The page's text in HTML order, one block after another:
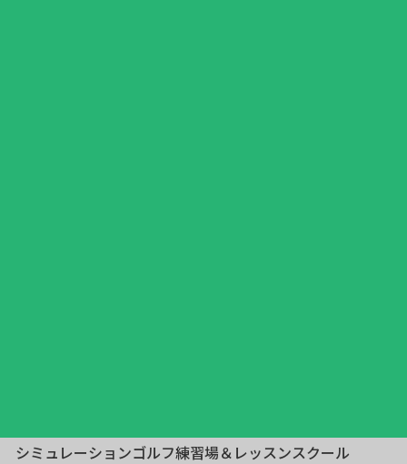
シミュレーションゴルフ練習場＆レッスンスクール